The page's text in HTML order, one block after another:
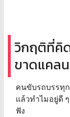
วิกฤติที่คิ
ขาดแคล
คนขับรถบรรทุ
แล้วทำไมอยู่ดี
ฟัง